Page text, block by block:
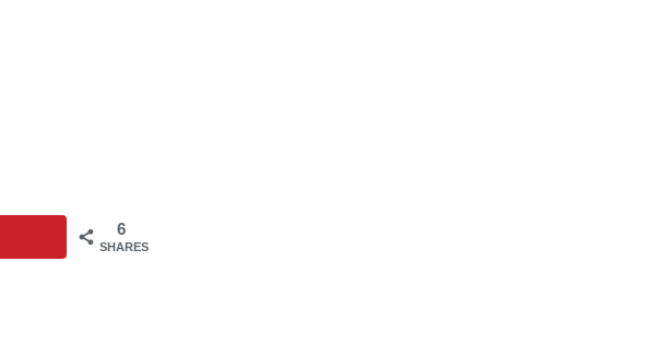
6
SHARES